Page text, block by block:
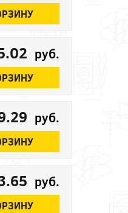
руб.
руб.
руб.